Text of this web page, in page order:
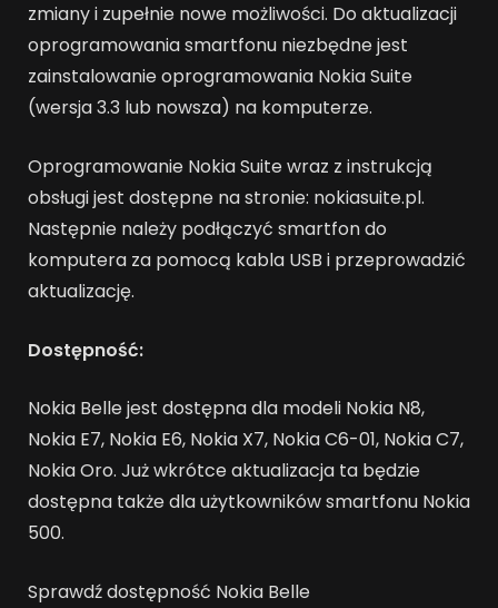
zmiany i zupełnie nowe możliwości. Do aktualizacji
oprogramowania smartfonu niezbędne jest
zainstalowanie oprogramowania Nokia Suite
(wersja 3.3 lub nowsza) na komputerze.
Oprogramowanie Nokia Suite wraz z instrukcją
obsługi jest dostępne na stronie: nokiasuite.pl.
Następnie należy podłączyć smartfon do
komputera za pomocą kabla USB i przeprowadzić
aktualizację.
Dostępność:
Nokia Belle jest dostępna dla modeli Nokia N8,
Nokia E7, Nokia E6, Nokia X7, Nokia C6-01, Nokia C7,
Nokia Oro. Już wkrótce aktualizacja ta będzie
dostępna także dla użytkowników smartfonu Nokia
500.
Sprawdź dostępność Nokia Belle